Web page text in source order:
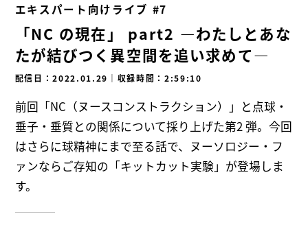
エキスパート向けライブ #7
「NC の現在」 part2 ―わたしとあな
たが結びつく異空間を追い求めて―
配信日：2022.01.29 ｜ 収録時間：2:59:10
前回「NC（ヌースコンストラクション）」と点球・
垂子・垂質との関係について採り上げた第2 弾。今回
はさらに球精神にまで至る話で、ヌーソロジー・フ
ァンならご存知の「キットカット実験」が登場しま
す。